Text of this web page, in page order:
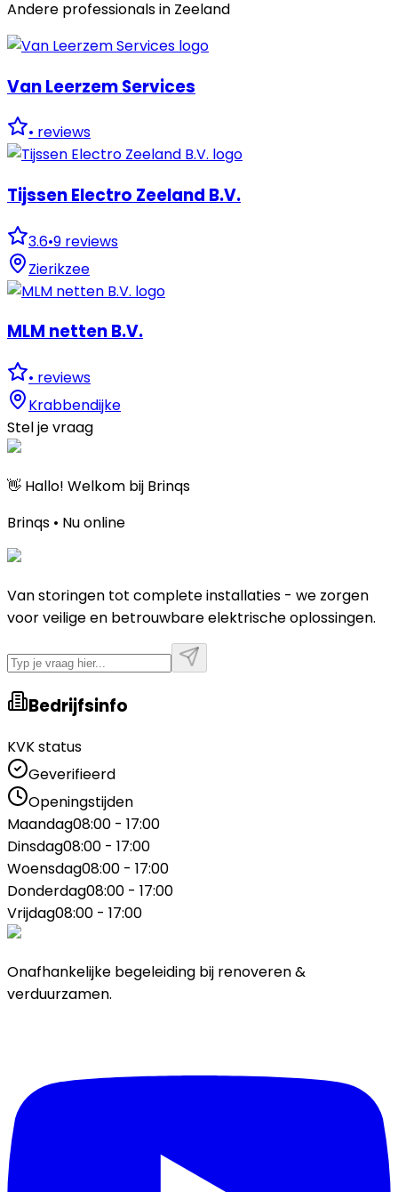
Andere professionals in Zeeland
Van Leerzem Services
• reviews
Tijssen Electro Zeeland B.V.
3.6•9 reviews
Zierikzee
MLM netten B.V.
• reviews
Krabbendijke
Stel je vraag
👋 Hallo! Welkom bij Brinqs
Brinqs • Nu online
Van storingen tot complete installaties - we zorgen
voor veilige en betrouwbare elektrische oplossingen.
Bedrijfsinfo
KVK status
Geverifieerd
Openingstijden
Maandag08:00 - 17:00
Dinsdag08:00 - 17:00
Woensdag08:00 - 17:00
Donderdag08:00 - 17:00
Vrijdag08:00 - 17:00
Onafhankelijke begeleiding bij renoveren &
verduurzamen.